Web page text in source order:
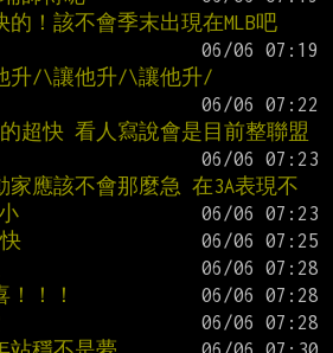
！該不會季末出現在MLB吧
升/\讓他升/\讓他升/
超快 看人寫說會是目前整聯盟
家應該不會那麼急 在3A表現不
！！